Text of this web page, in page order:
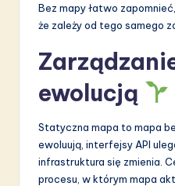
Bez mapy łatwo
że zależy od tego samego
ewolucją
Statyczna mapa to mapa
ewoluują, interfejsy API
infrastruktura się zmienia.
procesu, w którym mapa